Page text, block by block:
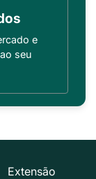
e
seu
Extensão